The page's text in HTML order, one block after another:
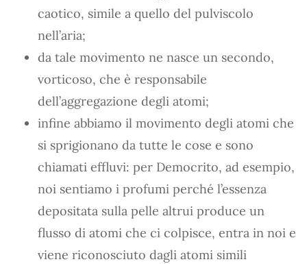
caotico, simile a quello del pulviscolo
nell’aria;
da tale movimento ne nasce un secondo,
vorticoso, che è responsabile
dell’aggregazione degli atomi;
infine abbiamo il movimento degli atomi che
si sprigionano da tutte le cose e sono
chiamati effluvi: per Democrito, ad esempio,
noi sentiamo i profumi perché l’essenza
depositata sulla pelle altrui produce un
flusso di atomi che ci colpisce, entra in noi e
viene riconosciuto dagli atomi simili